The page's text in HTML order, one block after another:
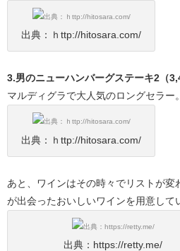
出典：ｈttp://hitosara.com/
3.男のニューハンバーグステーキ2（
マルディグラで大人気のロングセラー。
出典：ｈttp://hitosara.com/
あと、ワインはその時々でリストが変
が出会ったおいしいワインを用意して
出典：https://retty.me/